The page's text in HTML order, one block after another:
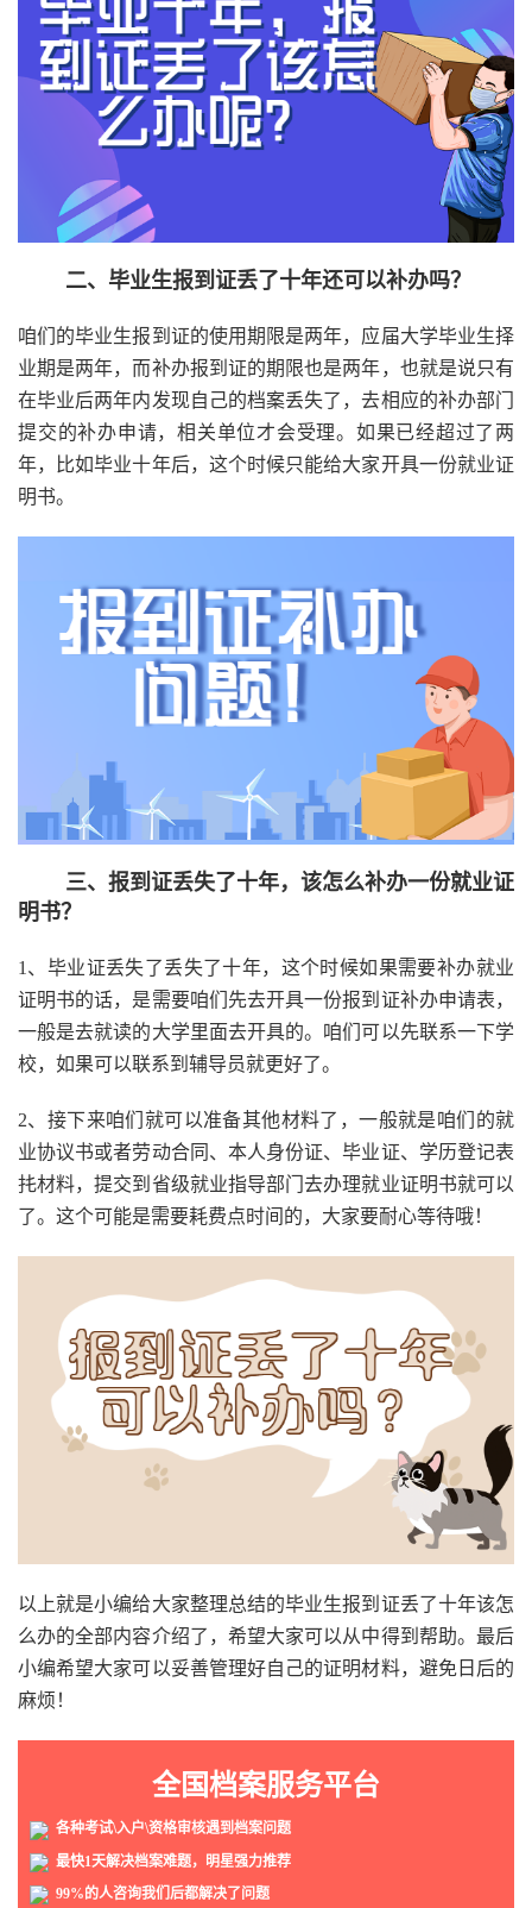
二、毕业生报到证丢了十年还可以补办吗？
咱们的毕业生报到证的使用期限是两年，应届大学毕业生择
业期是两年，而补办报到证的期限也是两年，也就是说只有
在毕业后两年内发现自己的档案丢失了，去相应的补办部门
提交的补办申请，相关单位才会受理。如果已经超过了两
年，比如毕业十年后，这个时候只能给大家开具一份就业证
明书。
三、报到证丢失了十年，该怎么补办一份就业证
明书？
1、毕业证丢失了丢失了十年，这个时候如果需要补办就业
证明书的话，是需要咱们先去开具一份报到证补办申请表，
一般是去就读的大学里面去开具的。咱们可以先联系一下学
校，如果可以联系到辅导员就更好了。
2、接下来咱们就可以准备其他材料了，一般就是咱们的就
业协议书或者劳动合同、本人身份证、毕业证、学历登记表
扥材料，提交到省级就业指导部门去办理就业证明书就可以
了。这个可能是需要耗费点时间的，大家要耐心等待哦！
以上就是小编给大家整理总结的毕业生报到证丢了十年该怎
么办的全部内容介绍了，希望大家可以从中得到帮助。最后
小编希望大家可以妥善管理好自己的证明材料，避免日后的
麻烦！
全国档案服务平台
各种考试\入户\资格审核遇到档案问题
最快1天解决档案难题，明星强力推荐
99%的人咨询我们后都解决了问题